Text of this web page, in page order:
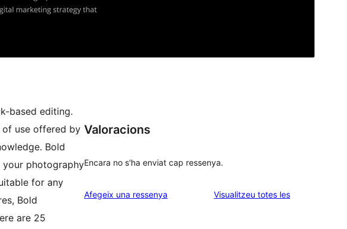
based editing.
of use offered by
Bold
your photography
for any
Bold
are 25
Valoracions
Encara no s'ha enviat cap ressenya.
Afegeix una ressenya Visualitzeu totes lesressenyes